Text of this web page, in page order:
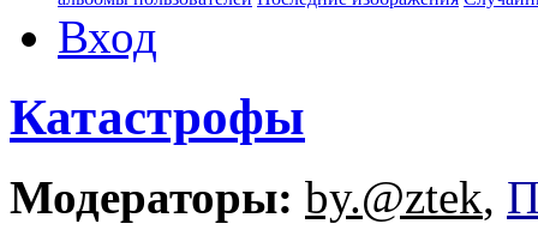
Вход
Катастрофы
Модераторы: by.@ztek,